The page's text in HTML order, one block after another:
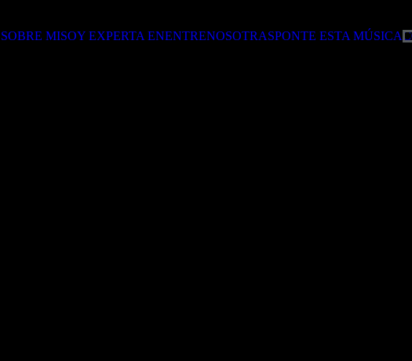
SOBRE MISOY EXPERTA ENENTRENOSOTRASPONTE ESTA MÚSICA